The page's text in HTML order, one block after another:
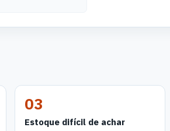
03
Estoque difícil de achar